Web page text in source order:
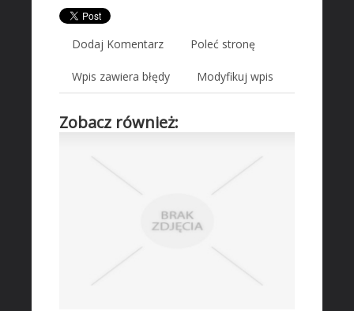
AUTO-MOTO
Transport
Części Samochodowe
Usługi Motoryzacyjne
Materiały Reklamowe
Dodaj Komentarz Poleć stronę
Wpis zawiera błędy Modyfikuj wpis
Zobacz również: